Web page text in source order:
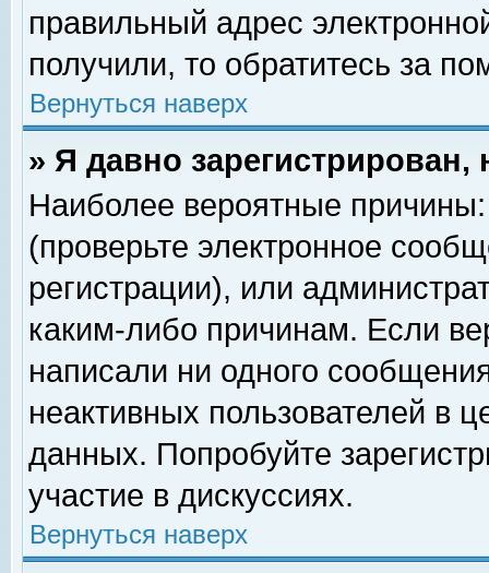
правильный адрес
получили, то обратитесь за
Вернуться наверх
» Я давно
Наиболее вероятные
(проверьте электронное
регистрации), или
каким-либо причинам. Если
написали ни одного
неактивных пользователей в
данных. Попробуйте
участие в дискуссиях.
Вернуться наверх